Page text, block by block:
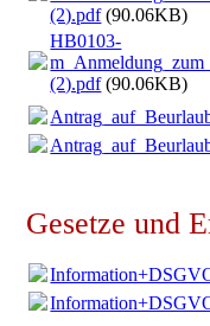
(2).pdf(90.06KB)
HB0103-
(2).pdf(90.06KB)
Gesetze und